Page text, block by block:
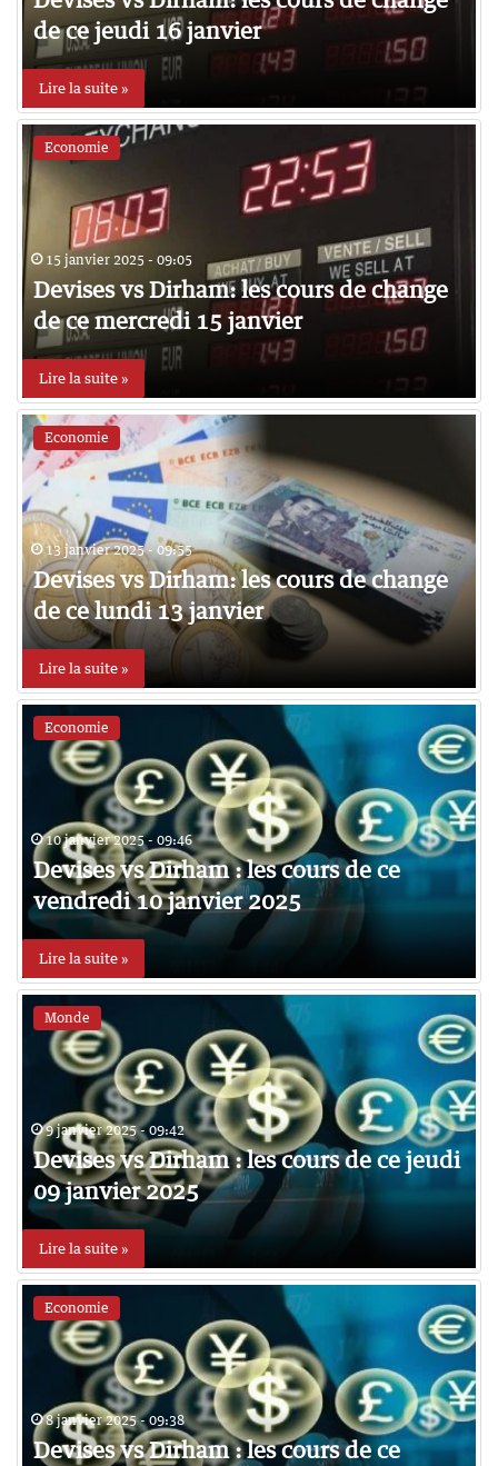
de ce jeudi 16 janvier
Lire la suite »
Economie
15 janvier 2025 - 09:05
Devises vs Dirham: les cours de change
de ce mercredi 15 janvier
Lire la suite »
Economie
13 janvier 2025 - 09:55
Devises vs Dirham: les cours de change
de ce lundi 13 janvier
Lire la suite »
Economie
10 janvier 2025 - 09:46
Devises vs Dirham : les cours de ce
vendredi 10 janvier 2025
Lire la suite »
Monde
9 janvier 2025 - 09:42
Devises vs Dirham : les cours de ce jeudi
09 janvier 2025
Lire la suite »
Economie
8 janvier 2025 - 09:38
Devises vs Dirham : les cours de ce